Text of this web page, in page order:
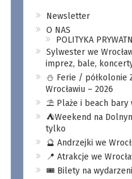
Newsletter
O NAS
POLITYKA
Sylwester we
imprez, bale,
⛄️ Ferie / półkolonie
Wrocławiu – 2026
⛱️ Plaże i beach bary
⛺️Weekend na
tylko
🔮 Andrzejki we
📍 Atrakcje we
🎟️ Bilety na